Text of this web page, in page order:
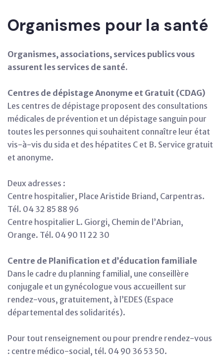
Organismes pour la santé
Organismes, associations, services publics vous
assurent les services de santé.
Centres de dépistage Anonyme et Gratuit (CDAG)
Les centres de dépistage proposent des consultations
médicales de prévention et un dépistage sanguin pour
toutes les personnes qui souhaitent connaître leur état
vis-à-vis du sida et des hépatites C et B. Service gratuit
et anonyme.
Deux adresses :
Centre hospitalier, Place Aristide Briand, Carpentras.
Tél. 04 32 85 88 96
Centre hospitalier L. Giorgi, Chemin de l’Abrian,
Orange. Tél. 04 90 11 22 30
Centre de Planification et d’éducation familiale
Dans le cadre du planning familial, une conseillère
conjugale et un gynécologue vous accueillent sur
rendez-vous, gratuitement, à l’EDES (Espace
départemental des solidarités).
Pour tout renseignement ou pour prendre rendez-vous
: centre médico-social, tél. 04 90 36 53 50.